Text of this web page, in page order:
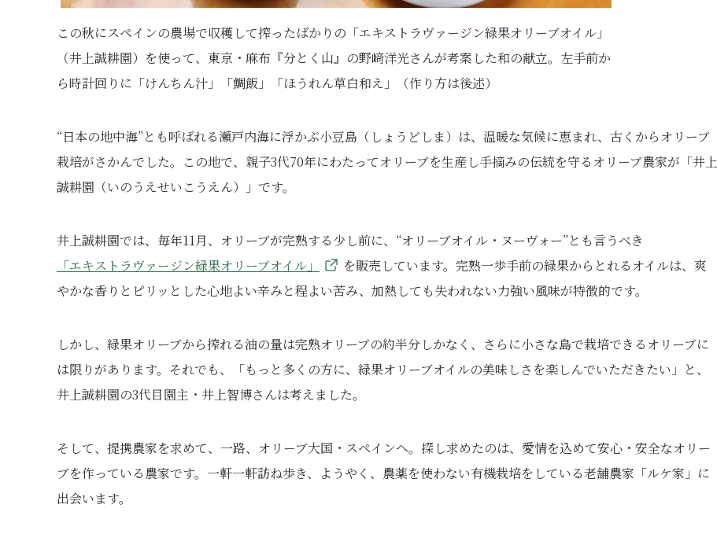
この秋にスペインの農場で収穫して搾ったばかりの「エキストラヴァージン緑果オリーブオイル」
（井上誠耕園）を使って、東京・麻布『分とく山』の野﨑洋光さんが考案した和の献立。左手前か
ら時計回りに「けんちん汁」「鯛飯」「ほうれん草白和え」（作り方は後述）
“日本の地中海”とも呼ばれる瀬戸内海に浮かぶ小豆島（しょうどしま）は、温暖な気候に恵まれ、古くからオリーブ
栽培がさかんでした。この地で、親子3代70年にわたってオリーブを生産し手摘みの伝統を守るオリーブ農家が「井上
誠耕園（いのうえせいこうえん）」です。
井上誠耕園では、毎年11月、オリーブが完熟する少し前に、“オリーブオイル・ヌーヴォー”とも言うべき
「エキストラヴァージン緑果オリーブオイル」
を販売しています。完熟一歩手前の緑果からとれるオイルは、爽
やかな香りとピリッとした心地よい辛みと程よい苦み、加熱しても失われない力強い風味が特徴的です。
しかし、緑果オリーブから搾れる油の量は完熟オリーブの約半分しかなく、さらに小さな島で栽培できるオリーブに
は限りがあります。それでも、「もっと多くの方に、緑果オリーブオイルの美味しさを楽しんでいただきたい」と、
井上誠耕園の3代目園主・井上智博さんは考えました。
そして、提携農家を求めて、一路、オリーブ大国・スペインへ。探し求めたのは、愛情を込めて安心・安全なオリー
ブを作っている農家です。一軒一軒訪ね歩き、ようやく、農薬を使わない有機栽培をしている老舗農家「ルケ家」に
出会います。